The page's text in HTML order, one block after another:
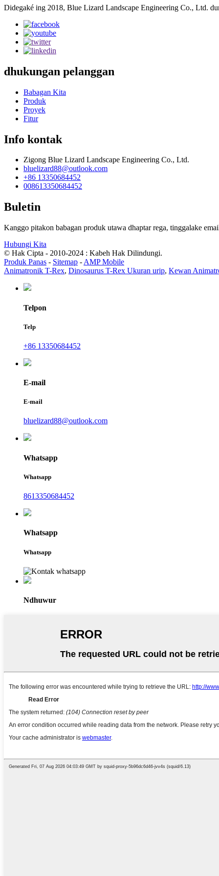
Didegaké ing 2018, Blue Lizard Landscape Engineering Co., Ltd.
dhukungan pelanggan
Babagan Kita
Produk
Proyek
Fitur
Info kontak
Zigong Blue Lizard Landscape Engineering Co., Ltd.
bluelizard88@outlook.com
+86 13350684452
008613350684452
Buletin
Kanggo pitakon babagan produk utawa dhaptar rega, tinggalake
Hubungi Kita
© Hak Cipta - 2010-2024 : Kabeh Hak Dilindungi.
Produk Panas - Sitemap - AMP Mobile
Animatronik T-Rex, Dinosaurus T-Rex Ukuran urip, Kewan
Telpon
Telp
+86 13350684452
E-mail
E-mail
bluelizard88@outlook.com
Whatsapp
Whatsapp
8613350684452
Whatsapp
Whatsapp
Ndhuwur